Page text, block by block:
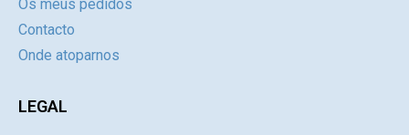
Os meus pedidos
Contacto
Onde atoparnos
LEGAL